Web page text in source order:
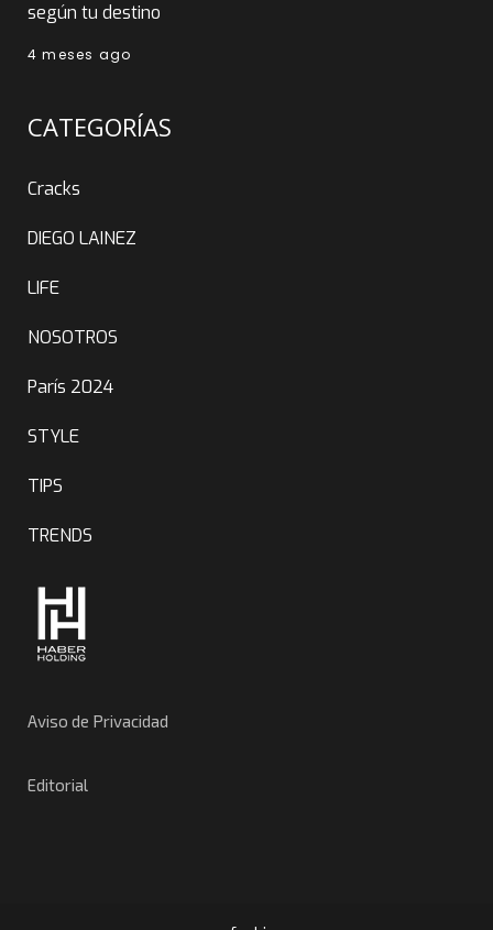
según tu destino
4 meses ago
CATEGORÍAS
Cracks
DIEGO LAINEZ
LIFE
NOSOTROS
París 2024
STYLE
TIPS
TRENDS
Aviso de Privacidad
Editorial